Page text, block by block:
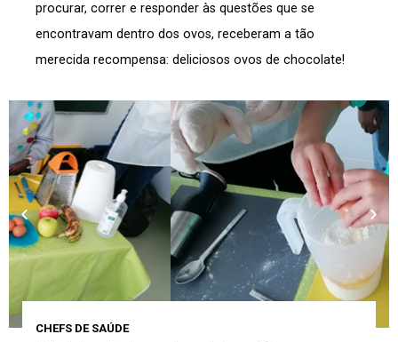
procurar, correr e responder às questões que se
encontravam dentro dos ovos, receberam a tão
merecida recompensa: deliciosos ovos de chocolate!
CHEFS DE SAÚDE